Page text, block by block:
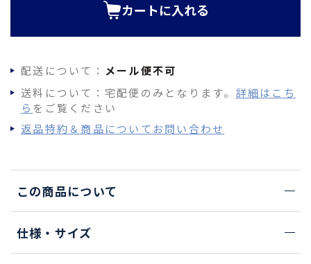
カートに入れる
配送について： メール便不可
送料について：宅配便のみとなります。 詳細はこち
ら をご覧ください
返品特約＆商品についてお問い合わせ
この商品について
仕様・サイズ